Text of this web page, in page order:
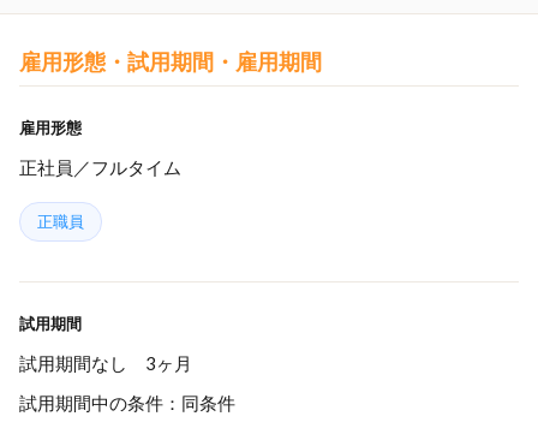
雇用形態・試用期間・雇用期間
雇用形態
正社員／フルタイム
正職員
試用期間
試用期間なし 3ヶ月
試用期間中の条件：同条件